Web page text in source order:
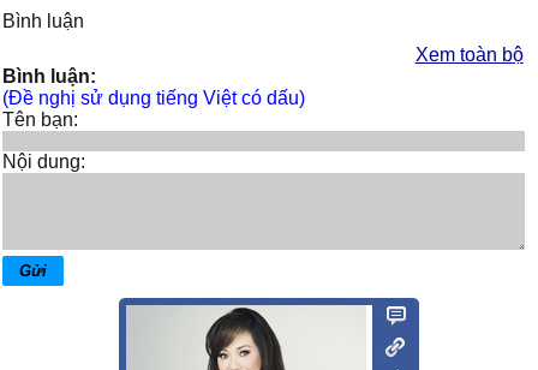
Bình luận
Xem toàn bộ
Bình luận:
(Đề nghị sử dụng tiếng Việt có dấu)
Tên bạn:
Nội dung: